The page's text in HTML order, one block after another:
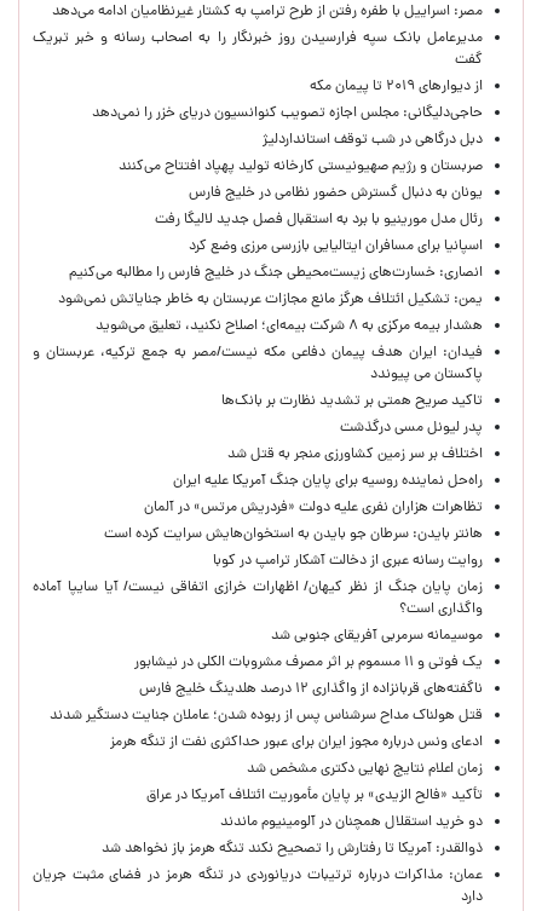
مصر: اسراییل با طفره رفتن از طرح ترامپ به کشتار غیرنظامیان ادامه می‌دهد
مدیرعامل بانک سپه فرارسیدن روز خبرنگار را به اصحاب رسانه و خبر تبریک
گفت
از دیوارهای ۲۰۱۹ تا پیمان مکه
حاجی‌دلیگانی: مجلس اجازه تصویب کنوانسیون دریای خزر را نمی‌دهد
دبل درگاهی در شب توقف استانداردلیژ
صربستان و رژیم صهیونیستی کارخانه تولید پهپاد افتتاح می‌کنند
یونان به دنبال گسترش حضور نظامی در خلیج فارس
رئال مدل مورینیو با برد به استقبال فصل جدید لالیگا رفت
اسپانیا برای مسافران ایتالیایی بازرسی مرزی وضع کرد
انصاری: خسارت‌های زیست‌محیطی جنگ در خلیج فارس را مطالبه‌ می‌کنیم
یمن: تشکیل ائتلاف هرگز مانع مجازات عربستان به خاطر جنایاتش نمی‌شود
هشدار بیمه مرکزی به ۸ شرکت بیمه‌ای؛ اصلاح نکنید، تعلیق می‌شوید
فیدان: ایران هدف پیمان دفاعی مکه نیست/مصر به جمع ترکیه، عربستان و
پاکستان می پیوندد
تاکید صریح همتی بر تشدید نظارت بر بانک‌ها
پدر لیونل مسی درگذشت
اختلاف بر سر زمین کشاورزی منجر به قتل شد
راه‌حل نماینده روسیه برای پایان جنگ آمریکا علیه ایران
تظاهرات هزاران نفری علیه دولت «فردریش مرتس» در آلمان
هانتر بایدن: سرطان جو بایدن به استخوان‌هایش سرایت کرده است
روایت رسانه عبری از دخالت آشکار ترامپ در کوبا
زمان پایان جنگ از نظر کیهان/ اظهارات خرازی اتفاقی نیست/ آیا سایپا آماده
واگذاری است؟
موسیمانه سرمربی آفریقای جنوبی شد
یک فوتی و ۱۱ مسموم بر اثر مصرف مشروبات الکلی در نیشابور
ناگفته‌های قربانزاده از واگذاری ۱۲ درصد هلدینگ خلیج فارس
قتل هولناک مداح سرشناس پس از ربوده شدن؛ عاملان جنایت دستگیر شدند
ادعای ونس درباره مجوز ایران برای عبور حداکثری نفت از تنگه هرمز
زمان اعلام نتایج نهایی دکتری مشخص شد
تأکید «فالح الزیدی» بر پایان مأموریت ائتلاف آمریکا در عراق
دو خرید استقلال همچنان در آلومینیوم ماندند
ذوالقدر: آمریکا تا رفتارش را تصحیح نکند تنگه هرمز باز نخواهد شد
عمان: مذاکرات درباره ترتیبات دریانوردی در تنگه هرمز در فضای مثبت جریان
دارد